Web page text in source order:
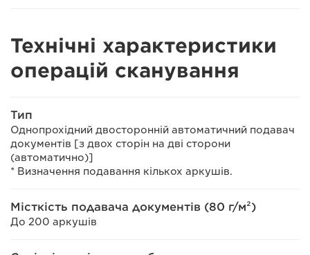
Технічні характеристики
операцій сканування
Тип
Однопрохідний двосторонній автоматичний подавач
документів [з двох сторін на дві сторони
(автоматично)]
* Визначення подавання кількох аркушів.
Місткість подавача документів (80 г/м²)
До 200 аркушів